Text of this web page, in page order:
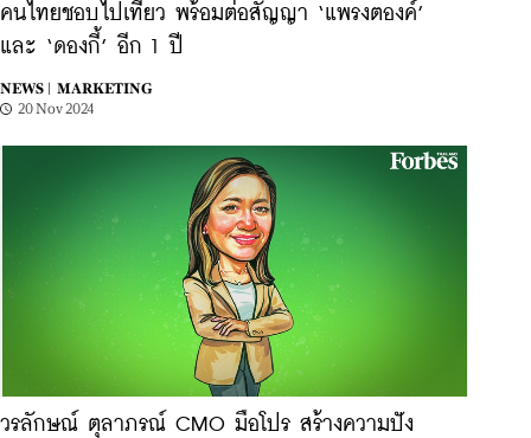
คนไทยชอบไปเที่ยว พร้อมต่อสัญญา ‘แพรงตองค์’
และ ‘ดองกี้’ อีก 1 ปี
NEWS |
MARKETING
20 Nov 2024
วรลักษณ์ ตุลาภรณ์ CMO มือโปร สร้างความปัง